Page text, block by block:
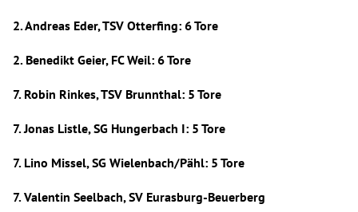
2. Andreas Eder, TSV Otterfing: 6 Tore
2. Benedikt Geier, FC Weil: 6 Tore
7. Robin Rinkes, TSV Brunnthal: 5 Tore
7. Jonas Listle, SG Hungerbach I: 5 Tore
7. Lino Missel, SG Wielenbach/Pähl: 5 Tore
7. Valentin Seelbach, SV Eurasburg-Beuerberg